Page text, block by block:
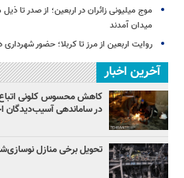
موج میلیونی زائران در اربعین؛ از صدر تا
میدان آمدند
روایت اربعین از مرز تا کربلا؛ حضور شهرداری
آخرین اخبار
کاهش محسوس کلونی اتباع
در ساماندهی آسیب‌دیدگان
تحویل برخی منازل نوسازی‌شده جنگ ۱۲ روزه در